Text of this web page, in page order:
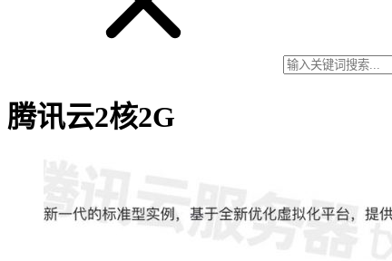
腾讯云2核2G